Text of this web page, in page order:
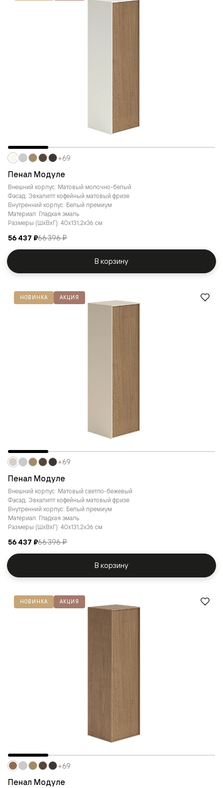
Пенал Модуле
Внешний корпус: Матовый молочно-белый
Фасад: Эвкалипт кофейный матовый фризе
Внутренний корпус: Белый премиум
Материал: Гладкая эмаль
Размеры (ШxВxГ): 40x131,2x36 см
56 437 ₽66 396 ₽
+69
В корзину
НОВИНКА АКЦИЯ
Пенал Модуле
Внешний корпус: Матовый светло-бежевый
Фасад: Эвкалипт кофейный матовый фризе
Внутренний корпус: Белый премиум
Материал: Гладкая эмаль
Размеры (ШxВxГ): 40x131,2x36 см
56 437 ₽66 396 ₽
+69
В корзину
НОВИНКА АКЦИЯ
Пенал Модуле
+69